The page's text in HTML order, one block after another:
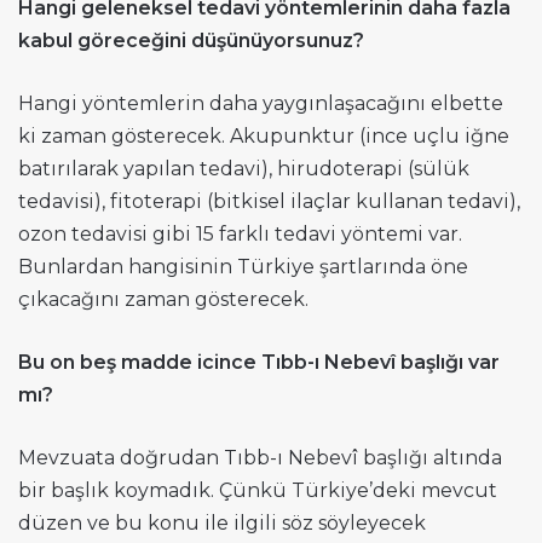
Hangi geleneksel tedavi yöntemlerinin daha fazla
kabul göreceğini düşünüyorsunuz?
Hangi yöntemlerin daha yaygınlaşacağını elbette
ki zaman gösterecek. Akupunktur (ince uçlu iğne
batırılarak yapılan tedavi), hirudoterapi (sülük
tedavisi), fitoterapi (bitkisel ilaçlar kullanan tedavi),
ozon tedavisi gibi 15 farklı tedavi yöntemi var.
Bunlardan hangisinin Türkiye şartlarında öne
çıkacağını zaman gösterecek.
Bu on beş madde icince Tıbb-ı Nebevî başlığı var
mı?
Mevzuata doğrudan Tıbb-ı Nebevî başlığı altında
bir başlık koymadık. Çünkü Türkiye’deki mevcut
düzen ve bu konu ile ilgili söz söyleyecek